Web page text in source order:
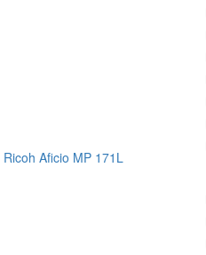
Ricoh Aficio MP 171L